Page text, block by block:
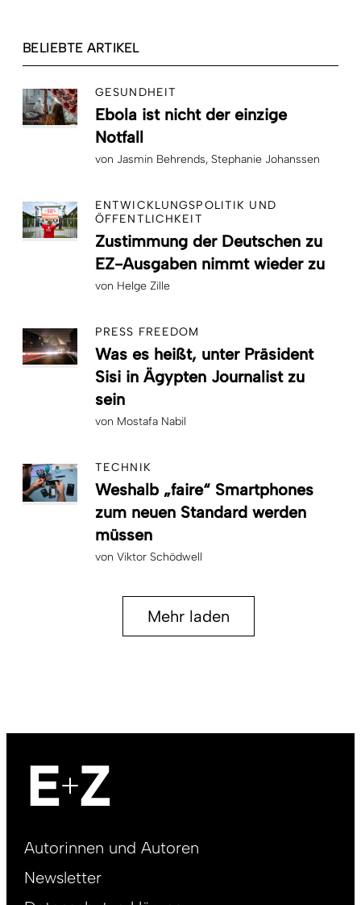
BELIEBTE ARTIKEL
GESUNDHEIT
Ebola ist nicht der einzige
Notfall
von Jasmin Behrends Stephanie Johanssen
ENTWICKLUNGSPOLITIK UND
ÖFFENTLICHKEIT
Zustimmung der Deutschen zu
EZ-Ausgaben nimmt wieder zu
von Helge Zille
PRESS FREEDOM
Was es heißt, unter Präsident
Sisi in Ägypten Journalist zu
sein
von Mostafa Nabil
TECHNIK
Weshalb „faire“ Smartphones
zum neuen Standard werden
müssen
von Viktor Schödwell
Mehr laden
Footer
DE
Autorinnen und Autoren
Newsletter